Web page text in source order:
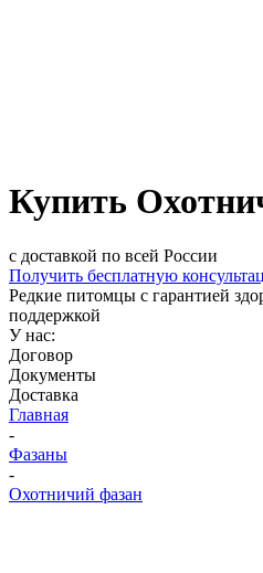
Купить
с доставкой по всей России
Получить бесплатную
Редкие питомцы с гарантией
поддержкой
У нас:
Договор
Документы
Доставка
Главная
-
Фазаны
-
Охотничий фазан